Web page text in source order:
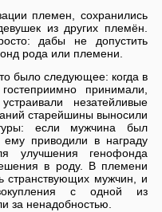
племен, сохранились
из других племён.
дабы не допустить
рода или племени.
было следующее: когда в
принимали,
незатейливые
старейшины выносили
если мужчина был
ему приводили в награду
улучшения генофонда
в роду. В племени
странствующих мужчин, и
с одной из
за ненадобностью.